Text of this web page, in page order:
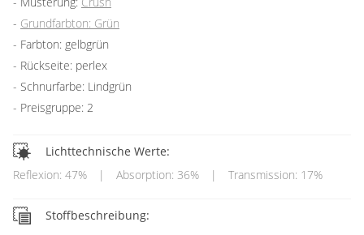
Grundfarbton: Grün
Farbton: gelbgrün
Rückseite: perlex
Schnurfarbe: Lindgrün
Preisgruppe: 2
Lichttechnische Werte:
Reflexion: 47%
| Absorption: 36% | Transmission: 17%
Stoffbeschreibung: